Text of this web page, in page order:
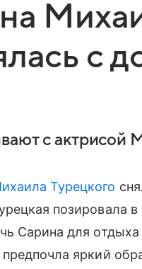
с
с актрисой
Турецкого
позировала
Сарина для
яркий